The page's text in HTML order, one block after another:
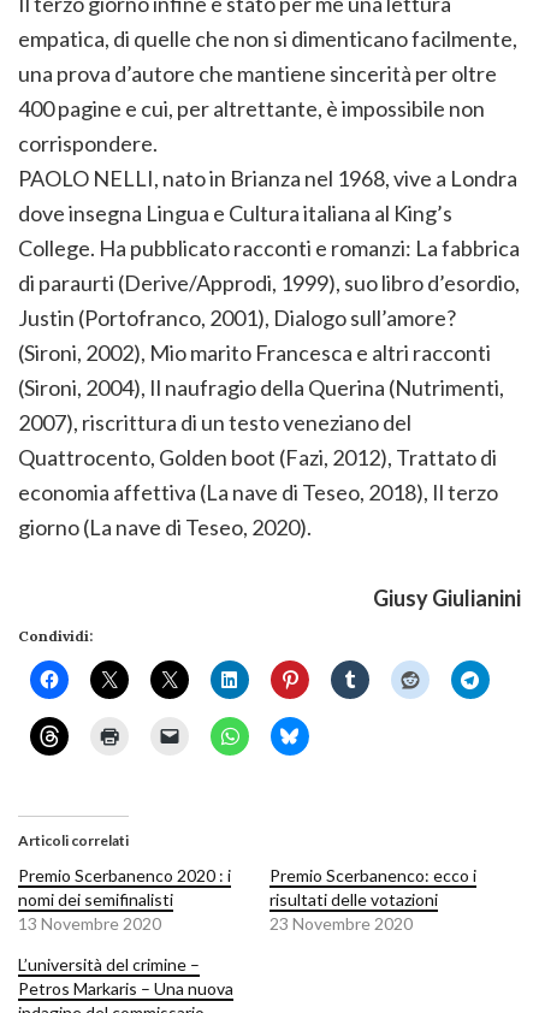
empatica, di quelle che non si dimenticano facilmente,
una prova d’autore che mantiene sincerità per oltre
400 pagine e cui, per altrettante, è impossibile non
corrispondere.
PAOLO NELLI, nato in Brianza nel 1968, vive a Londra
dove insegna Lingua e Cultura italiana al King’s
College. Ha pubblicato racconti e romanzi: La fabbrica
di paraurti (Derive/Approdi, 1999), suo libro d’esordio,
Justin (Portofranco, 2001), Dialogo sull’amore?
(Sironi, 2002), Mio marito Francesca e altri racconti
(Sironi, 2004), Il naufragio della Querina (Nutrimenti,
2007), riscrittura di un testo veneziano del
Quattrocento, Golden boot (Fazi, 2012), Trattato di
economia affettiva (La nave di Teseo, 2018), Il terzo
giorno (La nave di Teseo, 2020).
Giusy Giulianini
Condividi:
Articoli correlati
Premio Scerbanenco 2020 : i
nomi dei semifinalisti
13 Novembre 2020
Premio Scerbanenco: ecco i
risultati delle votazioni
23 Novembre 2020
L’università del crimine –
Petros Markaris – Una nuova